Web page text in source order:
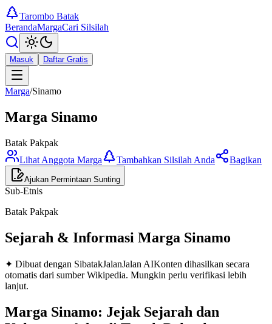
Tarombo Batak
BerandaMargaCari Silsilah
Masuk Daftar Gratis
Marga/Sinamo
Marga Sinamo
Batak Pakpak
Lihat Anggota Marga
Tambahkan Silsilah Anda Bagikan
Ajukan Permintaan Sunting
Sub-Etnis
Batak Pakpak
Sejarah & Informasi Marga Sinamo
✦ Dibuat dengan SibatakJalanJalan AIKonten dihasilkan secara
otomatis dari sumber Wikipedia. Mungkin perlu verifikasi lebih
lanjut.
Marga Sinamo: Jejak Sejarah dan